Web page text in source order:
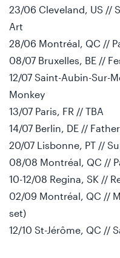
23/06 Cleveland, US //
Art
28/06 Montréal, QC //
08/07 Bruxelles, BE //
12/07 Saint-Aubin-Sur-
Monkey
13/07 Paris, FR // TBA
14/07 Berlin, DE //
20/07 Lisbonne, PT //
08/08 Montréal, QC //
10-12/08 Regina, SK //
02/09 Montréal, QC //
set)
12/10 St-Jérôme, QC //